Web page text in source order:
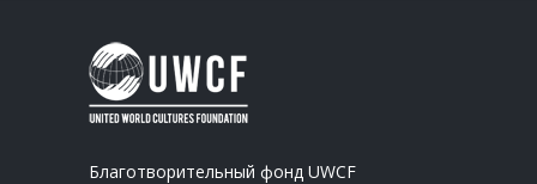
Благотворительный фонд UWCF